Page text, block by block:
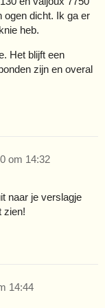
ogen dicht. Ik ga er
heb.
Het blijft een
zijn en overal
om 14:32
naar je verslagje
zien!
14:44